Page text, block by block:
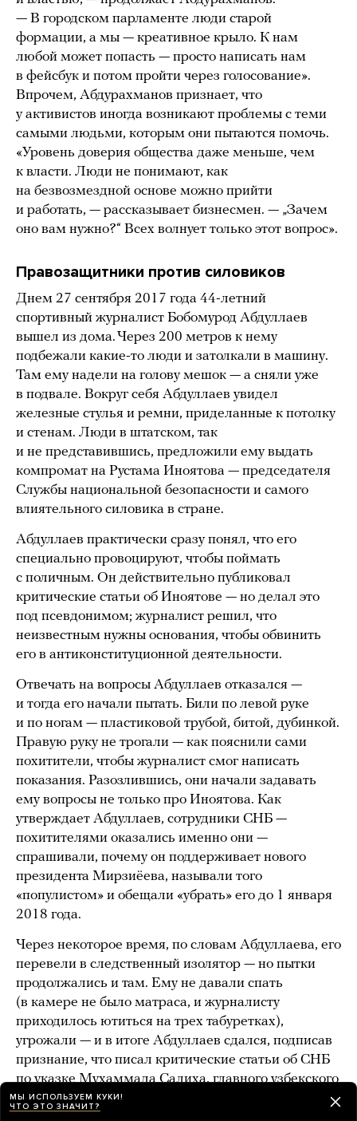
— В городском парламенте люди старой
формации, а мы — креативное крыло. К нам
любой может попасть — просто написать нам
в фейсбук и потом пройти через голосование».
Впрочем, Абдурахманов признает, что
у активистов иногда возникают проблемы с теми
самыми людьми, которым они пытаются помочь.
«Уровень доверия общества даже меньше, чем
к власти. Люди не понимают, как
на безвозмездной основе можно прийти
и работать, — рассказывает бизнесмен. — „Зачем
оно вам нужно?“ Всех волнует только этот вопрос».
Правозащитники против силовиков
Днем 27 сентября 2017 года 44-летний
спортивный журналист Бобомурод Абдуллаев
вышел из дома. Через 200 метров к нему
подбежали какие-то люди и затолкали в машину.
Там ему надели на голову мешок — а сняли уже
в подвале. Вокруг себя Абдуллаев увидел
железные стулья и ремни, приделанные к потолку
и стенам. Люди в штатском, так
и не представившись, предложили ему выдать
компромат на Рустама Иноятова — председателя
Службы национальной безопасности и самого
влиятельного силовика в стране.
Абдуллаев практически сразу понял, что его
специально провоцируют, чтобы поймать
с поличным. Он действительно публиковал
критические статьи об Иноятове — но делал это
под псевдонимом; журналист решил, что
неизвестным нужны основания, чтобы обвинить
его в антиконституционной деятельности.
Отвечать на вопросы Абдуллаев отказался —
и тогда его начали пытать. Били по левой руке
и по ногам — пластиковой трубой, битой, дубинкой.
Правую руку не трогали — как пояснили сами
похитители, чтобы журналист смог написать
показания. Разозлившись, они начали задавать
ему вопросы не только про Иноятова. Как
утверждает Абдуллаев, сотрудники СНБ —
похитителями оказались именно они —
спрашивали, почему он поддерживает нового
президента Мирзиёева, называли того
«популистом» и обещали «убрать» его до 1 января
2018 года.
Через некоторое время, по словам Абдуллаева, его
перевели в следственный изолятор — но пытки
продолжались и там. Ему не давали спать
(в камере не было матраса, и журналисту
приходилось ютиться на трех табуретках),
угрожали — и в итоге Абдуллаев сдался, подписав
признание, что писал критические статьи об СНБ
по указке Мухаммада Салиха, главного узбекского
оппозиционера, давно живущего за пределами
МЫ ИСПОЛЬЗУЕМ КУКИ!
ЧТО ЭТО ЗНАЧИТ?